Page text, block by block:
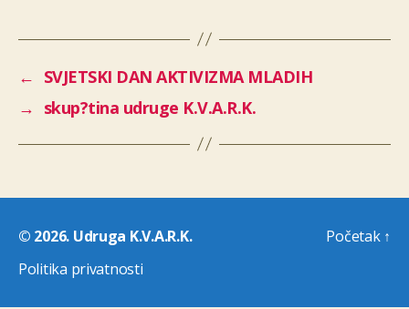
← SVJETSKI DAN AKTIVIZMA MLADIH
→ skup?tina udruge K.V.A.R.K.
© 2026. Udruga K.V.A.R.K.
Politika privatnosti
Početak ↑